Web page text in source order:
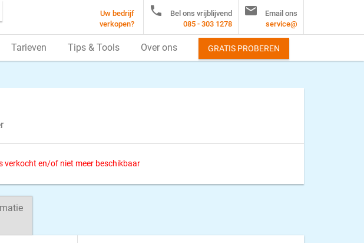
verkocht en/of niet meer beschikbaar
Uw bedrijf
verkopen?

Bel ons vrijblijvend
085 - 303 1278

Email ons
service@
Tarieven Tips & Tools Over ons GRATIS PROBEREN